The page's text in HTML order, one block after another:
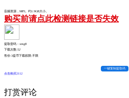
音频资源，MP3。约1.9GB大小。
购买前请点此检测链接是否失效
提取密码：xmg8
下载次数:52
售价:3盘币下载权限:不限
一键复制提取码
点击购买2112
打赏评论